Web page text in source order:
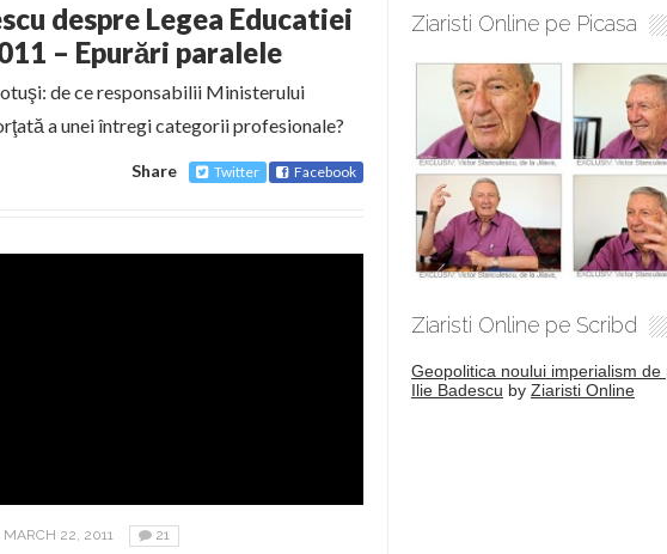
despre Legea Educatiei
– Epurări paralele
de ce responsabilii Ministerului
a unei întregi categorii profesionale?
Share Twitter Facebook
MARCH 22, 2011 21
Ziaristi Online pe Picasa
Ziaristi Online pe Scribd
Geopolitica noului imperialism de
Ilie Badescu by Ziaristi Online